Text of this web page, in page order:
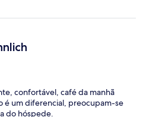
confortável, café da manhã
é um diferencial, preocupam-se
do hóspede.